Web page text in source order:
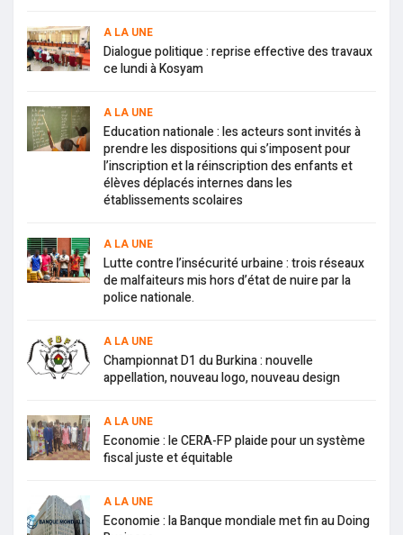
A LA UNE
Dialogue politique : reprise effective des travaux
ce lundi à Kosyam
A LA UNE
Education nationale : les acteurs sont invités à
prendre les dispositions qui s’imposent pour
l’inscription et la réinscription des enfants et
élèves déplacés internes dans les
établissements scolaires
A LA UNE
Lutte contre l’insécurité urbaine : trois réseaux
de malfaiteurs mis hors d’état de nuire par la
police nationale.
A LA UNE
Championnat D1 du Burkina : nouvelle
appellation, nouveau logo, nouveau design
A LA UNE
Economie : le CERA-FP plaide pour un système
fiscal juste et équitable
A LA UNE
Economie : la Banque mondiale met fin au Doing